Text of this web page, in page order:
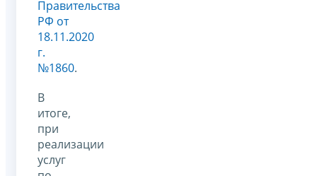
Правительства
РФ от
18.11.2020
г.
№1860.
В
итоге,
при
реализации
услуг